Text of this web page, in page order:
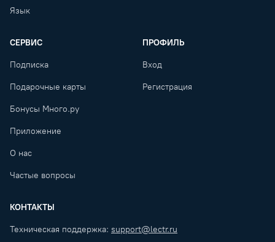
Язык
СЕРВИС
Подписка
Подарочные карты
Бонусы Много.ру
Приложение
О нас
Частые вопросы
ПРОФИЛЬ
Вход
Регистрация
КОНТАКТЫ
Техническая поддержка: support@lectr.ru